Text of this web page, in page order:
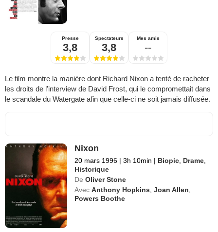
Presse
3,8
Spectateurs
3,8
Mes amis
--
Le film montre la manière dont Richard Nixon a tenté de racheter
les droits de l'interview de David Frost, qui le compromettait dans
le scandale du Watergate afin que celle-ci ne soit jamais diffusée.
Nixon
20 mars 1996 | 3h 10min | Biopic Drame
Historique
De Oliver Stone
Avec Anthony Hopkins ,Joan Allen
Powers Boothe